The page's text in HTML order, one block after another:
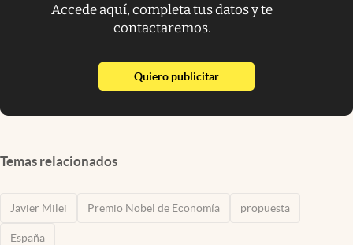
Accede aquí, completa tus datos y te
contactaremos.
Quiero publicitarabre en nueva pestaña
Temas relacionados
Javier Milei Premio Nobel de Economía propuesta
España